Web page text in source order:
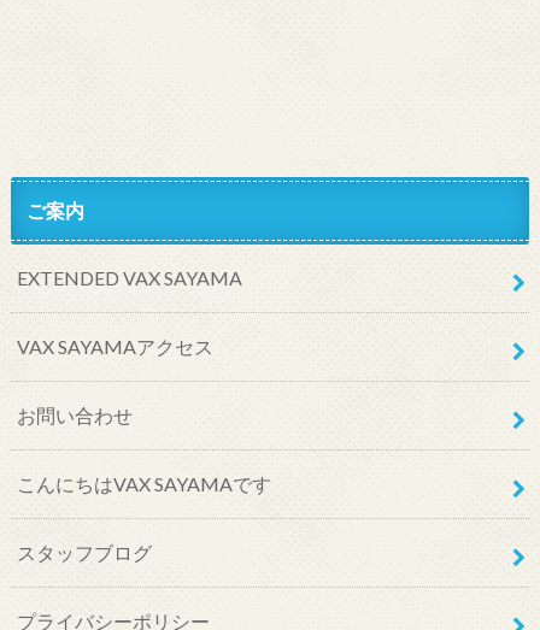
ご案内
EXTENDED VAX SAYAMA
VAX SAYAMAアクセス
お問い合わせ
こんにちはVAX SAYAMAです
スタッフブログ
プライバシーポリシー